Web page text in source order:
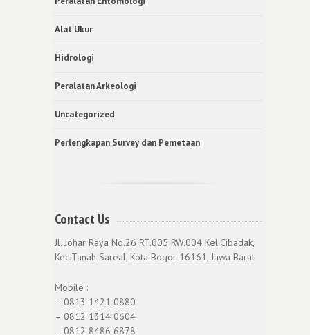
Alat Ukur
Hidrologi
Peralatan Arkeologi
Uncategorized
Perlengkapan Survey dan Pemetaan
Contact Us
Jl. Johar Raya No.26 RT.005 RW.004 Kel.Cibadak,
Kec.Tanah Sareal, Kota Bogor 16161, Jawa Barat
Mobile :
– 0813 1421 0880
– 0812 1314 0604
– 0812 8486 6878